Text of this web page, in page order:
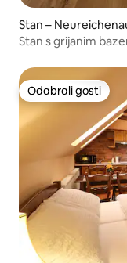
Stan –
Stan s grijanim
Odabrali gosti
Odabrali gosti